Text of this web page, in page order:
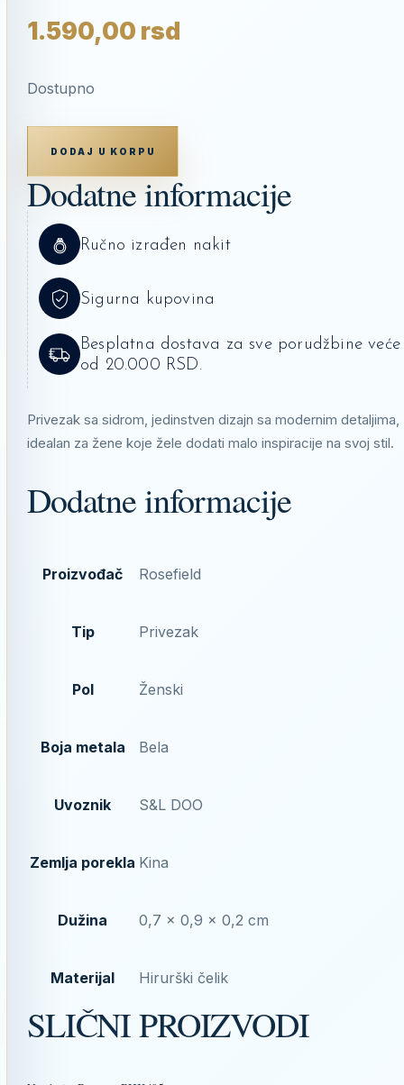
1.590,00 rsd
Dostupno
ANCHOR
KOLIČINA
DODAJ U KORPU
Dodatne informacije
Ručno izrađen nakit
Sigurna kupovina
Besplatna dostava za sve porudžbine veće
od 20.000 RSD.
Privezak sa sidrom, jedinstven dizajn sa modernim detaljima,
idealan za žene koje žele dodati malo inspiracije na svoj stil.
Dodatne informacije
Proizvođač Rosefield
Tip Privezak
Pol Ženski
Boja metala Bela
Uvoznik S&L DOO
Zemlja porekla Kina
Dužina 0,7 x 0,9 x 0,2 cm
Materijal Hirurški čelik
SLIČNI PROIZVODI